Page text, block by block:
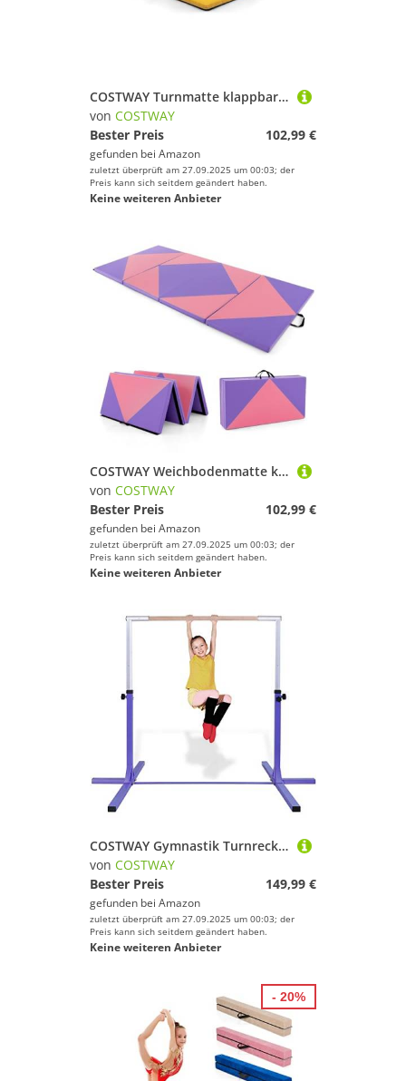
COSTWAY Turnmatte klappbar, 122 x 122 x 10 cm Weichbodenmatte, Gymnastikmatte faltbar & tragbar, quadratische Sportmatte aus PU-Bezug mit Tragegriffe, Yogamatte indoor für Kinder, Erwachsene (Lila)
von COSTWAY
Bester Preis
102,99 €
gefunden bei Amazon
zuletzt überprüft am 27.09.2025 um 00:03; der
Preis kann sich seitdem geändert haben.
Keine weiteren Anbieter
COSTWAY Weichbodenmatte klappbar, Gymnastikmatte tragbar, Yogamatte Turnmatte Fitnessmatte Klappmatte, 240 x 120 x 5 cm (Violett)
von COSTWAY
Bester Preis
102,99 €
gefunden bei Amazon
zuletzt überprüft am 27.09.2025 um 00:03; der
Preis kann sich seitdem geändert haben.
Keine weiteren Anbieter
COSTWAY Gymnastik Turnreck, Turnreck höhenverstellbar, Turnstangen bis 100kg belastbar, Reckstange, Reckanlage, Trainingsgeräte, Übungsstange für den Innenbereich, Heimtraining (Lila)
von COSTWAY
Bester Preis
149,99 €
gefunden bei Amazon
zuletzt überprüft am 27.09.2025 um 00:03; der
Preis kann sich seitdem geändert haben.
Keine weiteren Anbieter
- 20%